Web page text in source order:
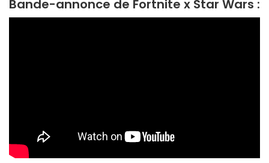
Bande-annonce de Fortnite x Star Wars :